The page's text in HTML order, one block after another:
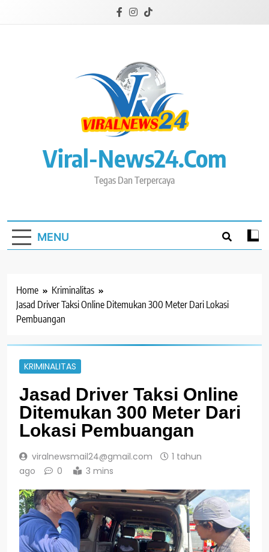
Viral-News24.com
Tegas Dan Terpercaya
MENU
Home
Kriminalitas
Jasad Driver Taksi Online Ditemukan 300 Meter Dari Lokasi
Pembuangan
KRIMINALITAS
Jasad Driver Taksi Online
Ditemukan 300 Meter Dari
Lokasi Pembuangan
viralnewsmail24@gmail.com
1 tahun
ago
0 3 mins